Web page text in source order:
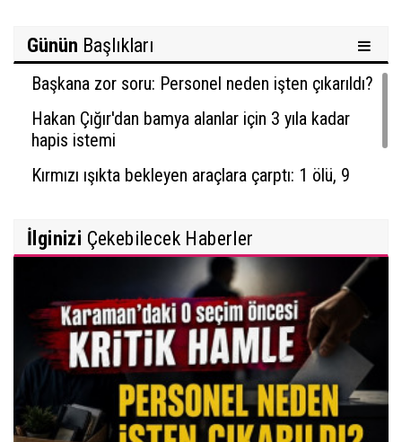
Günün Başlıkları
Başkana zor soru: Personel neden işten çıkarıldı?
Hakan Çığır'dan bamya alanlar için 3 yıla kadar
hapis istemi
Kırmızı ışıkta bekleyen araçlara çarptı: 1 ölü, 9
İlginizi Çekebilecek Haberler